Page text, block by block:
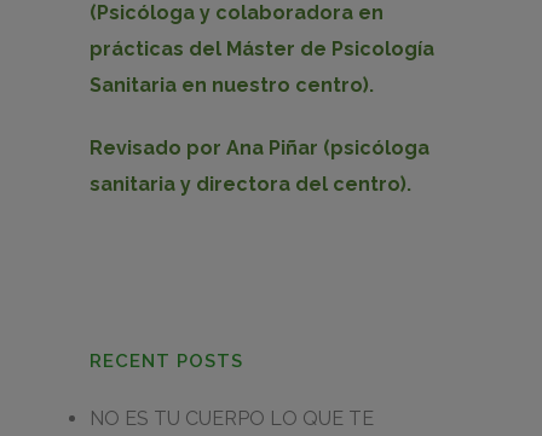
(Psicóloga y colaboradora en
prácticas del Máster de Psicología
Sanitaria en nuestro centro).
Revisado por Ana Piñar (psicóloga
sanitaria y directora del centro).
RECENT POSTS
NO ES TU CUERPO LO QUE TE